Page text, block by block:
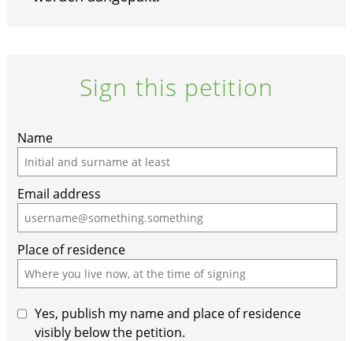
Sign this petition
Name
Email address
Place of residence
Yes, publish my name and place of residence
visibly below the petition.